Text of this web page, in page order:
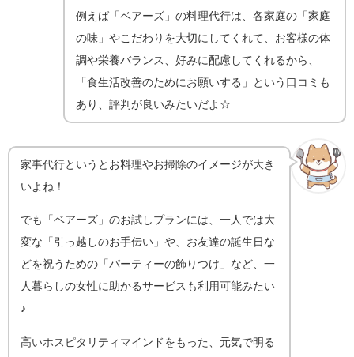
例えば「ベアーズ」の料理代行は、各家庭の「家庭
の味」やこだわりを大切にしてくれて、 お客様の体
調や栄養バランス、好みに配慮してくれるから、
「食生活改善のためにお願いする」という口コミも
あり、評判が良いみたいだよ☆
家事代行というとお料理やお掃除のイメージが大き
いよね！
でも「ベアーズ」のお試しプランには、一人では大
変な「引っ越しのお手伝い」や、お友達の誕生日な
どを祝うための「パーティーの飾りつけ」など、一
人暮らしの女性に助かるサービスも利用可能みたい
♪
高いホスピタリティマインドをもった、元気で明る